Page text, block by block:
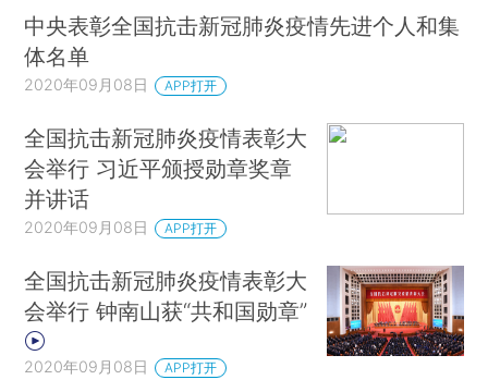
中央表彰全国抗击新冠肺炎疫情先进个人和集
体名单
2020年09月08日 APP打开
全国抗击新冠肺炎疫情表彰大
会举行 习近平颁授勋章奖章
并讲话
2020年09月08日 APP打开
全国抗击新冠肺炎疫情表彰大
会举行 钟南山获“共和国勋章”
2020年09月08日 APP打开